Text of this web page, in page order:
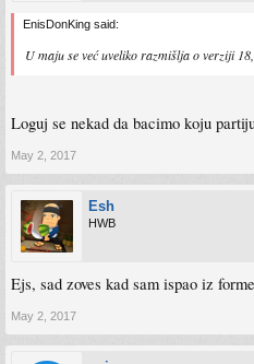
EnisDonKing said:
U maju se već uveliko razmišlja o verziji
Loguj se nekad da bacimo koju
May 2, 2017
Esh
HWB
Ejs, sad zoves kad sam ispao iz forme
May 2, 2017